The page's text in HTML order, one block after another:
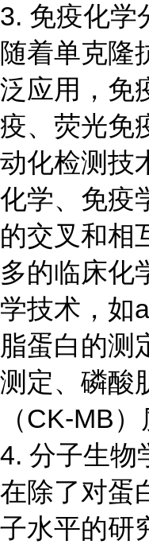
3. 免疫化学
随着单克隆
泛应用，免
疫、荧光免
动化检测技
化学、免疫
的交叉和相
多的临床化
学技术，如
脂蛋白的测
测定、磷酸
（CK-MB
4. 分子生物
在除了对蛋
子水平的研